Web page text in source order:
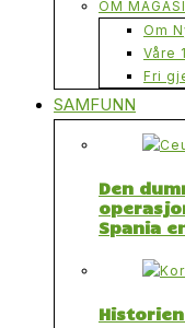
OM
Om
Våre
Fri
SAMFUNN
Den
Spania